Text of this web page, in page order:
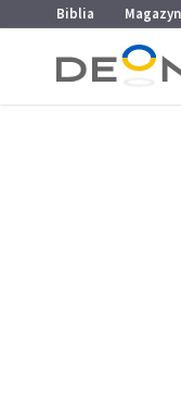
Przejdź do menu
Przejdź do treści
Biblia Magazyn